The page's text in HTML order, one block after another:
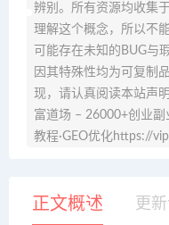
辨别。所有资源均收集
理解这个概念，所以不
可能存在未知的BUG与
因其特殊性均为可复制
现，请认真阅读本站声
富道场 – 26000+创业副
教程·GEO优化https://
正文概述 更